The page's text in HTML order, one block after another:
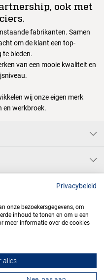
ook met
fabrikanten. Samen
om de klant een top-
te bieden.
van een mooie kwaliteit en
wij onze eigen merk
en werkbroek.
Contactformulier
Privacybeleid
onze bezoekersgegevens, om
inhoud te tonen en om u een
meer informatie over de cookies
alles